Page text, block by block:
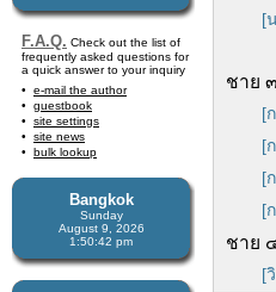
F.A.Q. Check out the list of
frequently asked questions for
a quick answer to your inquiry
e-mail the author
guestbook
site settings
site news
bulk lookup
Bangkok
Sunday
August 9, 2026
1:50:43 pm
[
ชาย
[
[
[
[
ชาย
[